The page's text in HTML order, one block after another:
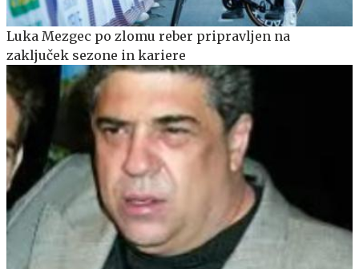
Luka Mezgec po zlomu reber pripravljen na
zaključek sezone in kariere